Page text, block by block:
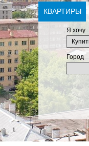
КВАРТИРЫ
Я хочу
Город